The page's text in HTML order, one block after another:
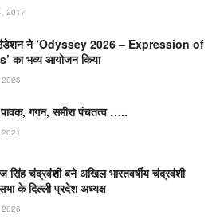
2017
ने ‘Odyssey 2026 – Expression of
का भव्य आयोजन किया
पावक, गगन, समीरा पंचतत्व …..
सिंह चंद्रवंशी बने अखिल भारतवर्षीय चंद्रवंशी
के दिल्ली प्रदेश अध्यक्ष